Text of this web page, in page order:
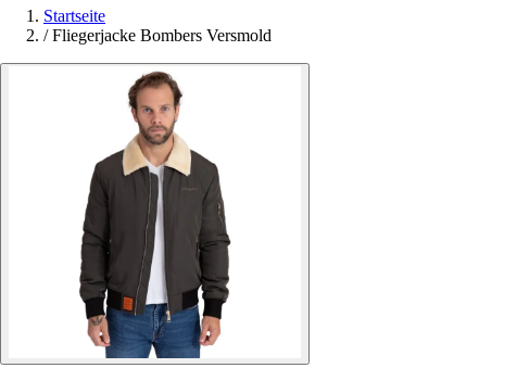
Startseite
/ Fliegerjacke Bombers Versmold